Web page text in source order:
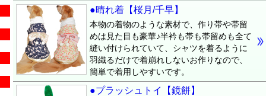
●晴れ着【桜月/千早】
本物の着物のような素材で、作り帯や帯留
めは見た目も豪華♪半衿も帯も帯留めも全て
縫い付けられていて、シャツを着るように
羽織るだけで着崩れしないお作りなので、
簡単で着用しやすいです。
●プラッシュトイ【鏡餅】